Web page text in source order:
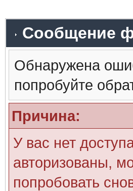
Сообщение
Обнаружена
попробуйте
Причина:
У вас нет
авторизованы,
попробовать